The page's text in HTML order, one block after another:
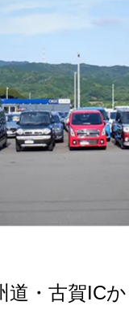
道・古賀IC